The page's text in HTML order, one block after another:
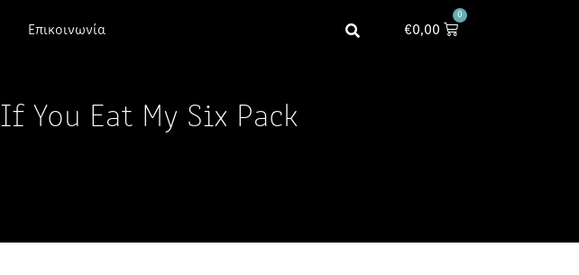
Επικοινωνία €0,00
0
If You Eat My Six Pack